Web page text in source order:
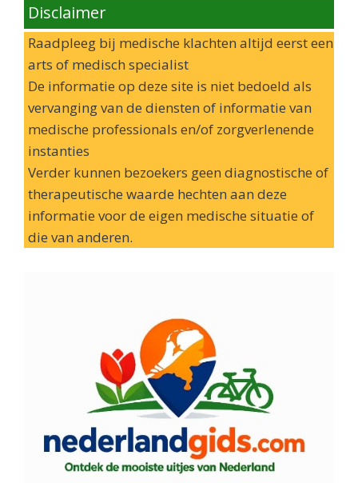
Disclaimer
Raadpleeg bij medische klachten altijd eerst een
arts of medisch specialist
De informatie op deze site is niet bedoeld als
vervanging van de diensten of informatie van
medische professionals en/of zorgverlenende
instanties
Verder kunnen bezoekers geen diagnostische of
therapeutische waarde hechten aan deze
informatie voor de eigen medische situatie of
die van anderen.